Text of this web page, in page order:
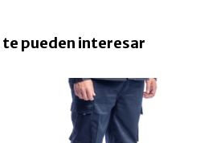
pueden interesar